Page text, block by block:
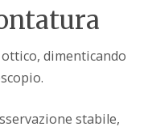
dimenticando
stabile,